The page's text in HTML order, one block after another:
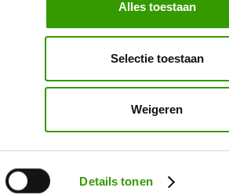
Details tonen
Alles toestaan
Selectie toestaan
Weigeren